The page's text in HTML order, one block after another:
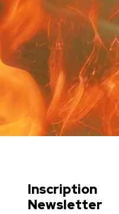
Inscription
Newsletter